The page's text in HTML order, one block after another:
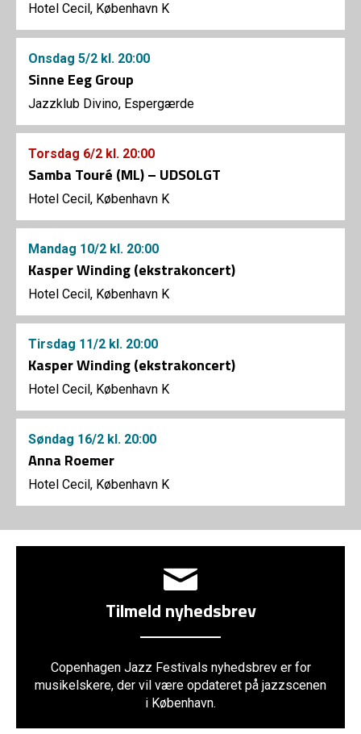
Hotel Cecil, København K
Onsdag 5/2 kl. 20:00
Sinne Eeg Group
Jazzklub Divino, Espergærde
Torsdag 6/2 kl. 20:00
Samba Touré (ML) – UDSOLGT
Hotel Cecil, København K
Mandag 10/2 kl. 20:00
Kasper Winding (ekstrakoncert)
Hotel Cecil, København K
Tirsdag 11/2 kl. 20:00
Kasper Winding (ekstrakoncert)
Hotel Cecil, København K
Søndag 16/2 kl. 20:00
Anna Roemer
Hotel Cecil, København K
Tilmeld nyhedsbrev
Copenhagen Jazz Festivals nyhedsbrev er for
musikelskere, der vil være opdateret på jazzscenen
i København.